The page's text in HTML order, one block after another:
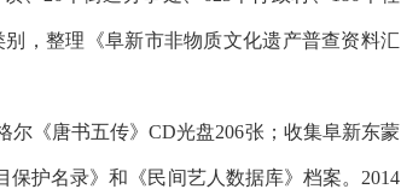
，整理《阜新市非物质文化遗产普查资料汇
《唐书五传》CD光盘206张；收集阜新东蒙
保护名录》和《民间艺人数据库》档案。2014